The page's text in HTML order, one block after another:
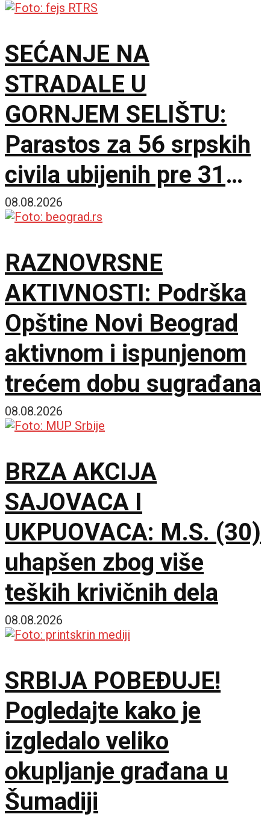
SEĆANJE NA
STRADALE U
GORNJEM SELIŠTU:
Parastos za 56 srpskih
civila ubijenih pre 31
godinu
08.08.2026
RAZNOVRSNE
AKTIVNOSTI: Podrška
Opštine Novi Beograd
aktivnom i ispunjenom
trećem dobu sugrađana
08.08.2026
BRZA AKCIJA
SAJOVACA I
UKPUOVACA: M.S. (30)
uhapšen zbog više
teških krivičnih dela
08.08.2026
SRBIJA POBEĐUJE!
Pogledajte kako je
izgledalo veliko
okupljanje građana u
Šumadiji